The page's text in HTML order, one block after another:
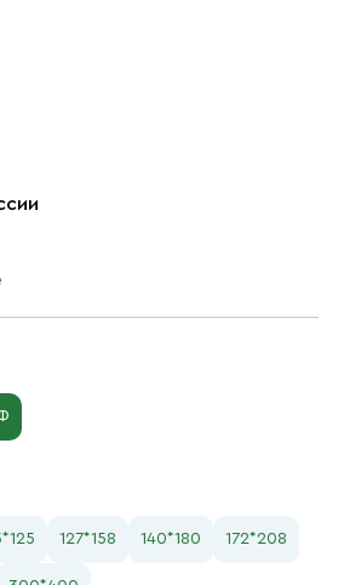
127*158 140*180 172*208